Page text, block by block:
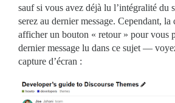
sauf si vous avez déjà lu l’intégralité du
serez au dernier message. Cependant,
afficher un bouton « retour » pour vous
dernier message lu dans ce sujet —
capture d’écran :